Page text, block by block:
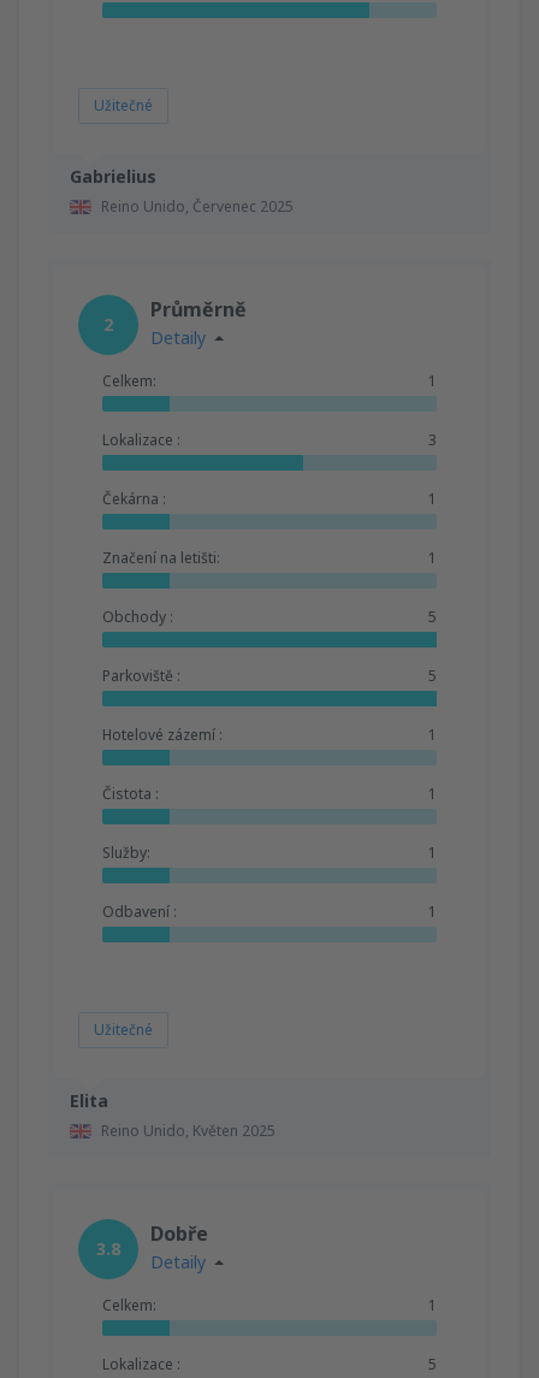
Gabrielius
Reino Unido, Červenec 2025
Užitečné
Elita
Reino Unido, Květen 2025
2
Průměrně
Detaily
Celkem: 1
Lokalizace : 3
Čekárna : 1
Značení na letišti: 1
Obchody : 5
Parkoviště : 5
Hotelové zázemí : 1
Čistota : 1
Služby: 1
Odbavení : 1
Užitečné
3.8
Dobře
Detaily
Celkem: 1
Lokalizace : 5